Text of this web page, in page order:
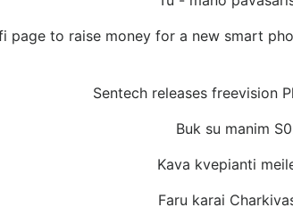
page to raise money for a new smart
Sentech releases freevision
Buk su manim
Kava kvepianti
Faru karai